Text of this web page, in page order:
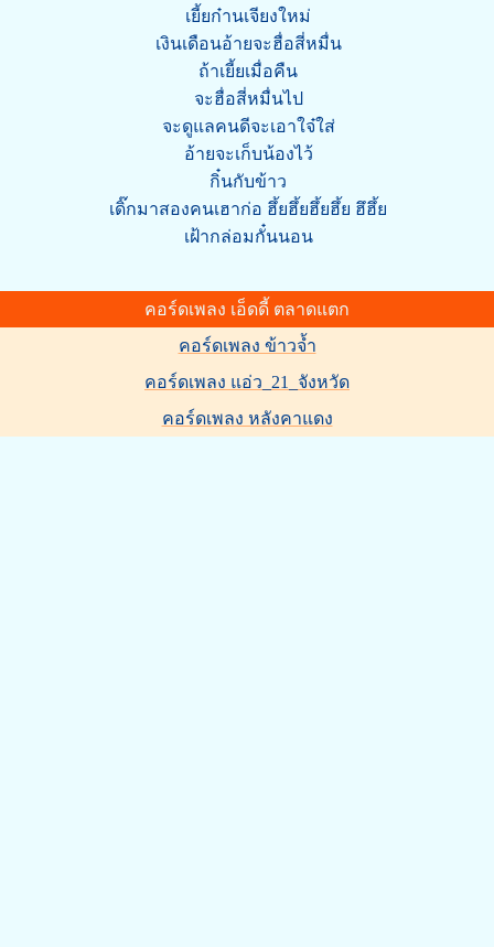
เยี้ยก๋านเจียงใหม่
เงินเดือนอ้ายจะฮื่อสี่หมื่น
ถ้าเยี้ยเมื่อคืน
จะฮื่อสี่หมื่นไป
จะดูแลคนดีจะเอาใจ๋ใส่
อ้ายจะเก็บน้องไว้
กิ๋นกับข้าว
เดิ๊กมาสองคนเฮาก่อ ฮึ้ยฮึ้ยฮึ้ยฮึ้ย ฮึฮึ้ย
เฝ้ากล่อมกั๋นนอน
คอร์ดเพลง เอ็ดดี้ ตลาดแตก
คอร์ดเพลง ข้าวจ้ำ
คอร์ดเพลง แอ่ว_21_จังหวัด
คอร์ดเพลง หลังคาแดง